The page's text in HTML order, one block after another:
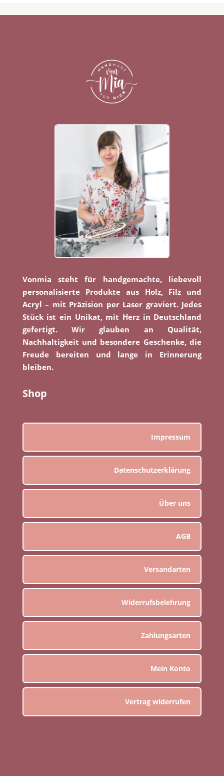
Vonmia steht für handgemachte, liebevoll
personalisierte Produkte aus Holz, Filz und
Acryl – mit Präzision per Laser graviert. Jedes
Stück ist ein Unikat, mit Herz in Deutschland
gefertigt. Wir glauben an Qualität,
Nachhaltigkeit und besondere Geschenke, die
Freude bereiten und lange in Erinnerung
bleiben.
Shop
Impressum
Datenschutzerklärung
Über uns
AGB
Versandarten
Widerrufsbelehrung
Zahlungsarten
Mein Konto
Vertrag widerrufen